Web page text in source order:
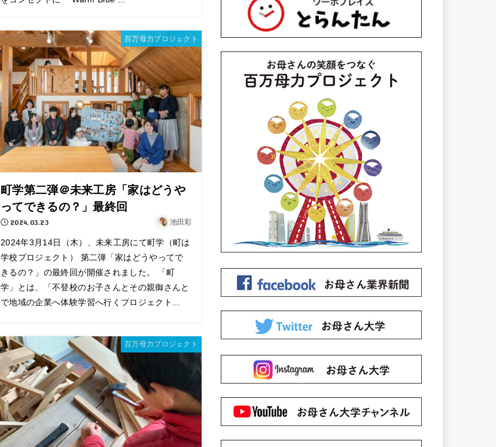
百万母力プロジェクト
町学第二弾＠未来工房「家はどうや
ってできるの？」最終回
2024.03.23 池田彩
2024年3月14日（木）、未来工房にて町学（町は
学校プロジェクト） 第二弾「家はどうやってで
きるの？」の最終回が開催されました。 「町
学」とは、「不登校のお子さんとその親御さんと
で地域の企業へ体験学習へ行くプロジェクト...
百万母力プロジェクト